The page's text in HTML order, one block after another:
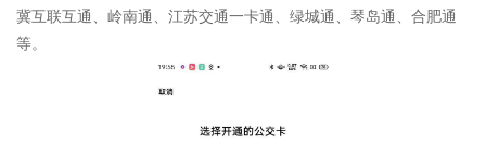
冀互联互通、岭南通、江苏交通一卡通、绿城通、琴岛通、合肥通
等。